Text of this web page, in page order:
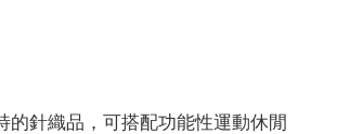
針織品，可搭配功能性運動休閒